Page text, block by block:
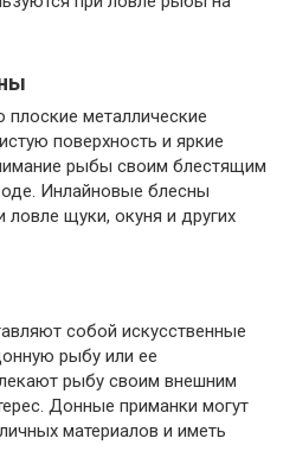
металлические
поверхность и яркие
рыбы своим блестящим
Инлайновые блесны
щуки, окуня и других
собой искусственные
рыбу или ее
рыбу своим внешним
Донные приманки могут
материалов и иметь